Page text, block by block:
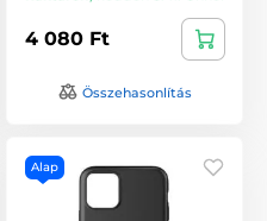
4 080 Ft
Összehasonlítás
Alap